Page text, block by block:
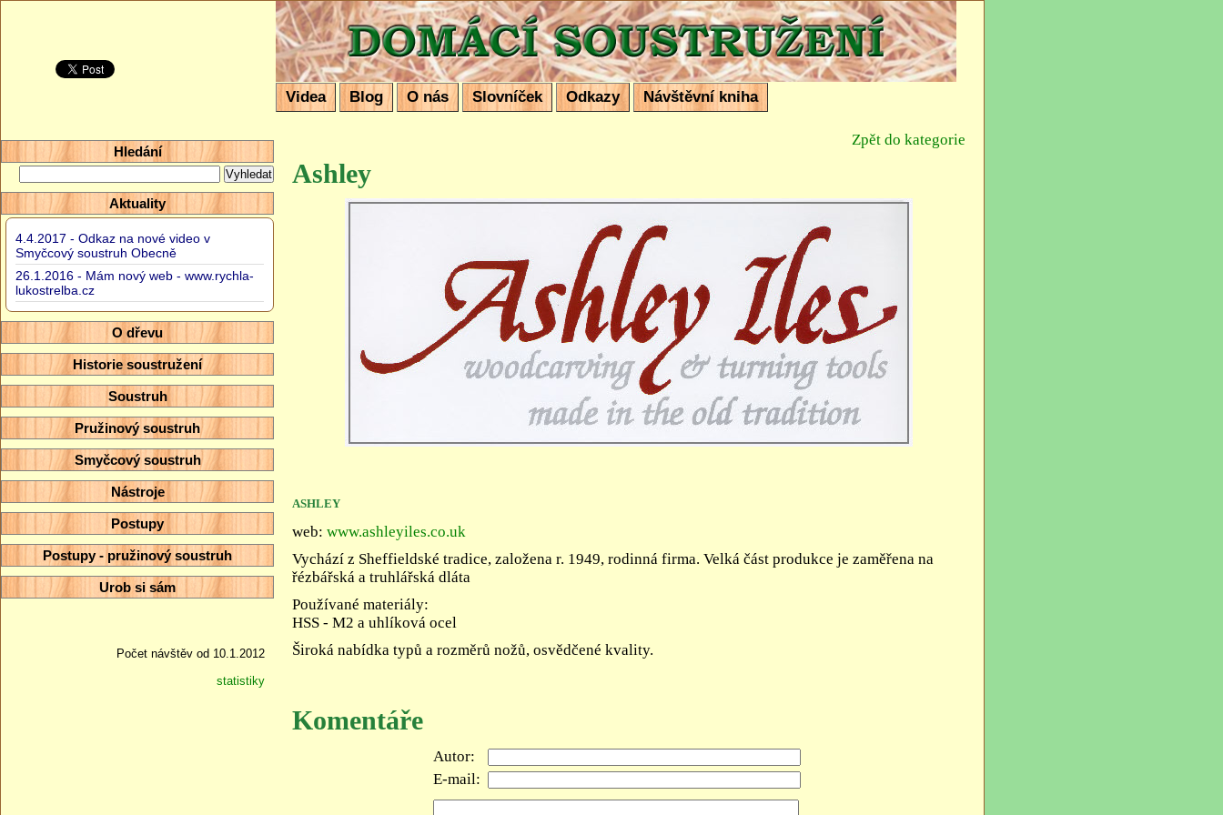
Domácí soustružení
Videa Blog O nás Slovníček Odkazy Návštěvní kniha
Hledání
Aktuality
4.4.2017 - Odkaz na nové video v
Smyčcový soustruh Obecně
26.1.2016 - Mám nový web - www.rychla-
lukostrelba.cz
O dřevu
Historie soustružení
Soustruh
Pružinový soustruh
Smyčcový soustruh
Nástroje
Postupy
Postupy - pružinový soustruh
Urob si sám
Počet návštěv od 10.1.2012
statistiky
Zpět do kategorie
Ashley
ASHLEY
web: www.ashleyiles.co.uk
Vychází z Sheffieldské tradice, založena r. 1949, rodinná firma. Velká část produkce je zaměřena na
řézbářská a truhlářská dláta
Používané materiály:
HSS - M2 a uhlíková ocel
Široká nabídka typů a rozměrů nožů, osvědčené kvality.
Komentáře
Autor:
E-mail: